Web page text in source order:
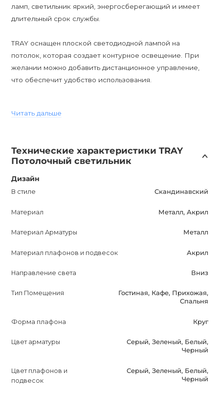
ламп, светильник яркий, энергосберегающий и имеет
длительный срок службы.
TRAY оснащен плоской светодиодной лампой на
потолок, которая создает контурное освещение. При
желании можно добавить дистанционное управление,
что обеспечит удобство использования.
IP20, что позволяет его использование в сухих
Скандинавский стиль дизайна делает TRAY
универсальным и подходящим для различных
интерьеров. Он также идеально подходит для гостиной,
спальни, кухни или детской комнаты.
В комплекте со светильником идут лампы, что
TRAY Потолочный светильник - отличный выбор для тех,
прекрасно подчеркнет стиль вашего интерьера и
помещении. Не упустите возможность приобрести этот
вас своими техническими характеристиками.
Читать дальше
Технические характеристики TRAY
Потолочный светильник
Дизайн
В стиле Скандинавский
Материал Металл, Акрил
Материал Арматуры Металл
Материал плафонов и подвесок Акрил
Направление света Вниз
Тип Помещения
Гостиная, Кафе, Прихожая,
Спальня
Форма плафона Круг
Цвет арматуры
Серый, Зеленый, Белый,
Черный
Цвет плафонов и
подвесок
Серый, Зеленый, Белый,
Черный